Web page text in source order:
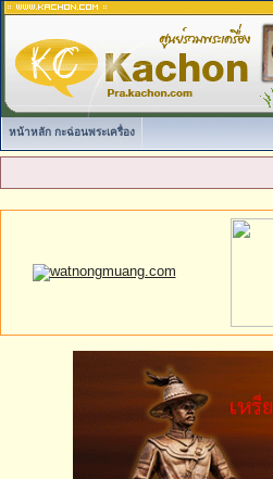
หน้าหลัก กะฉ่อนพระเครื่อง